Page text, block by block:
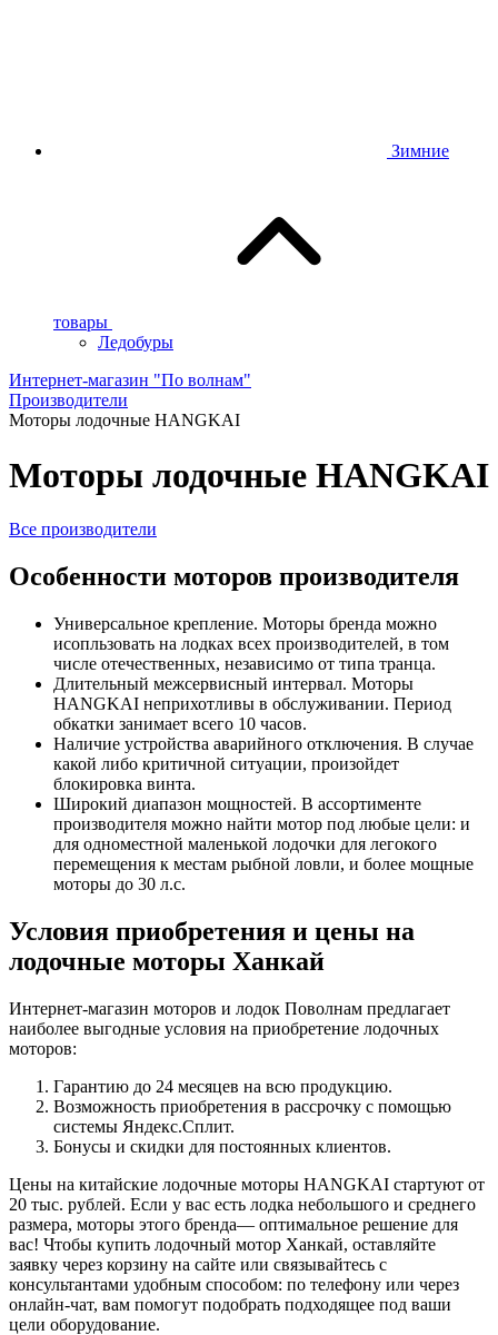
Зимние
товары
Ледобуры
Интернет-магазин "По волнам"
Производители
Моторы лодочные HANGKAI
Моторы лодочные HANGKAI
Все производители
Особенности моторов производителя
Универсальное крепление. Моторы бренда можно
исопльзовать на лодках всех производителей, в том
числе отечественных, независимо от типа транца.
Длительный межсервисный интервал. Моторы
HANGKAI неприхотливы в обслуживании. Период
обкатки занимает всего 10 часов.
Наличие устройства аварийного отключения. В случае
какой либо критичной ситуации, произойдет
блокировка винта.
Широкий диапазон мощностей. В ассортименте
производителя можно найти мотор под любые цели: и
для одноместной маленькой лодочки для легокого
перемещения к местам рыбной ловли, и более мощные
моторы до 30 л.с.
Условия приобретения и цены на
лодочные моторы Ханкай
Интернет-магазин моторов и лодок Поволнам предлагает
наиболее выгодные условия на приобретение лодочных
моторов:
Гарантию до 24 месяцев на всю продукцию.
Возможность приобретения в рассрочку с помощью
системы Яндекс.Сплит.
Бонусы и скидки для постоянных клиентов.
Цены на китайские лодочные моторы HANGKAI стартуют от
20 тыс. рублей. Если у вас есть лодка небольшого и среднего
размера, моторы этого бренда— оптимальное решение для
вас! Чтобы купить лодочный мотор Ханкай, оставляйте
заявку через корзину на сайте или связывайтесь с
консультантами удобным способом: по телефону или через
онлайн-чат, вам помогут подобрать подходящее под ваши
цели оборудование.